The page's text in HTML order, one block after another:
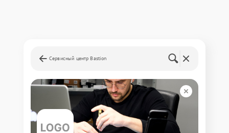
Сервисный центр Bastion